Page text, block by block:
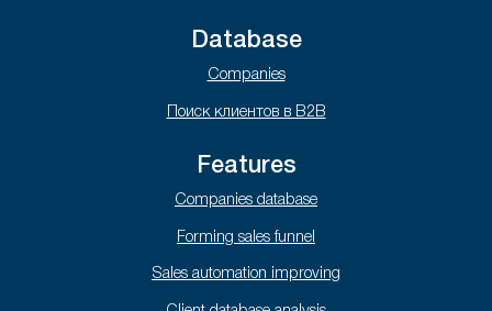
Database
Companies
Поиск клиентов в B2B
Features
Companies database
Forming sales funnel
Sales automation improving